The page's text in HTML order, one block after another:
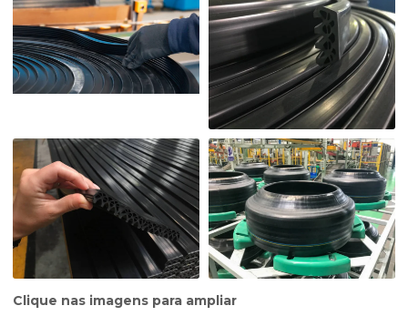
Clique nas imagens para ampliar